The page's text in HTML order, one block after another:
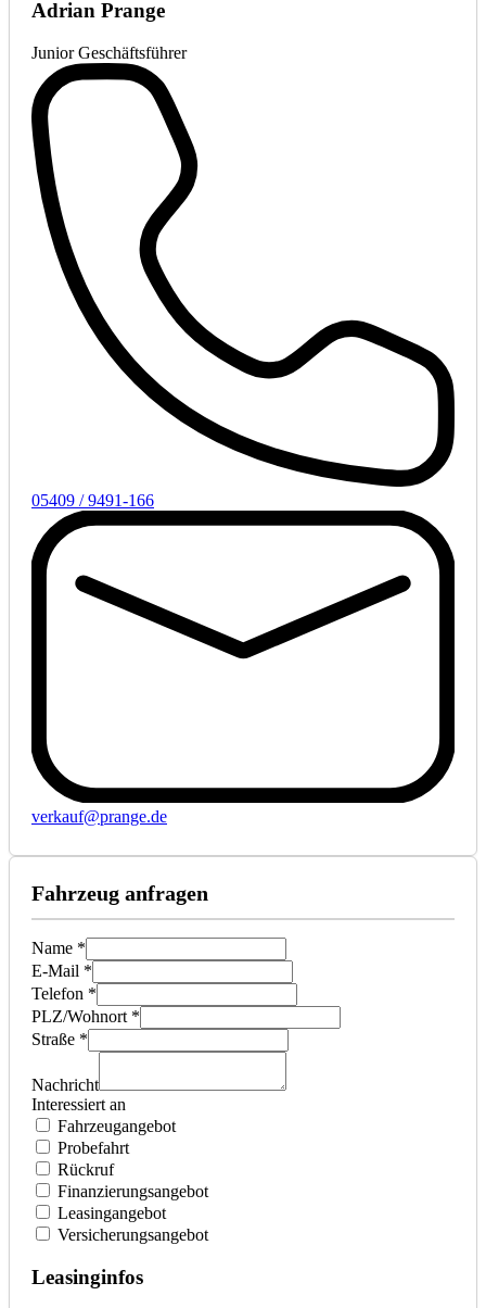
Adrian Prange
Junior Geschäftsführer
05409 / 9491-166
verkauf@prange.de
Fahrzeug anfragen
Name *
E-Mail *
Telefon *
PLZ/Wohnort *
Straße *
Nachricht
Interessiert an
Fahrzeugangebot
Probefahrt
Rückruf
Finanzierungsangebot
Leasingangebot
Versicherungsangebot
Leasinginfos